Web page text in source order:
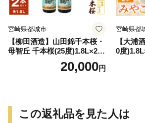
宮崎県都城市
【柳田酒造】山田錦千本桜・
母智丘 千本桜(25度)1.8L×2本
≪みやこんじょ特急便≫_AC
20,000円
宮崎県都
【大浦
0度
特急便
この返礼品を見た人は